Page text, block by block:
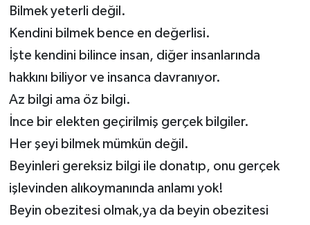
Bilmek yeterli değil.
Kendini bilmek bence en değerlisi.
İşte kendini bilince insan, diğer insanlarında
hakkını biliyor ve insanca davranıyor.
Az bilgi ama öz bilgi.
İnce bir elekten geçirilmiş gerçek bilgiler.
Her şeyi bilmek mümkün değil.
Beyinleri gereksiz bilgi ile donatıp, onu gerçek
işlevinden alıkoymanında anlamı yok!
Beyin obezitesi olmak,ya da beyin obezitesi